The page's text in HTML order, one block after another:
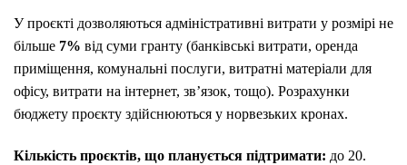
У проєкті дозволяються адміністративні витрати у розмірі не
більше 7% від суми гранту (банківські витрати, оренда
приміщення, комунальні послуги, витратні матеріали для
офісу, витрати на інтернет, зв’язок, тощо). Розрахунки
бюджету проєкту здійснюються у норвезьких кронах.
Кількість проєктів, що планується підтримати: до 20.